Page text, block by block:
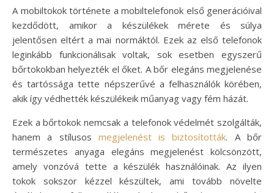
A mobiltokok története a mobiltelefonok első generációival
kezdődött, amikor a készülékek mérete és súlya
jelentősen eltért a mai normáktól. Ezek az első telefonok
leginkább funkcionálisak voltak, sok esetben egyszerű
bőrtokokban helyezték el őket. A bőr elegáns megjelenése
és tartóssága tette népszerűvé a felhasználók körében,
akik így védhették készülékeik műanyag vagy fém házát.
Ezek a bőrtokok nemcsak a telefonok védelmét szolgálták,
hanem a stílusos megjelenést is biztosították. A bőr
természetes anyaga elegáns megjelenést kölcsönzött,
amely vonzóvá tette a készülék használóinak. Az ilyen
tokok sokszor kézzel készültek, ami tovább növelte